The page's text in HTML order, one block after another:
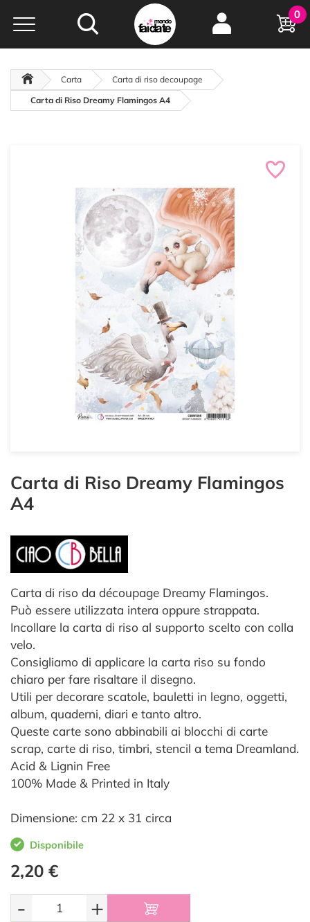
Hobby e
creatività...
oltre 15 anni online
0
Carta
Carta di riso decoupage
Carta di Riso Dreamy Flamingos A4
Carta di Riso Dreamy Flamingos
A4
Carta di riso da découpage Dreamy Flamingos.
Può essere utilizzata intera oppure strappata.
Incollare la carta di riso al supporto scelto con colla
velo.
Consigliamo di applicare la carta riso su fondo
chiaro per fare risaltare il disegno.
Utili per decorare scatole, bauletti in legno, oggetti,
album, quaderni, diari e tanto altro.
Queste carte sono abbinabili ai blocchi di carte
scrap, carte di riso, timbri, stencil a tema Dreamland.
Acid & Lignin Free
100% Made & Printed in Italy
Dimensione: cm 22 x 31 circa
Disponibile
2,20 €
- +